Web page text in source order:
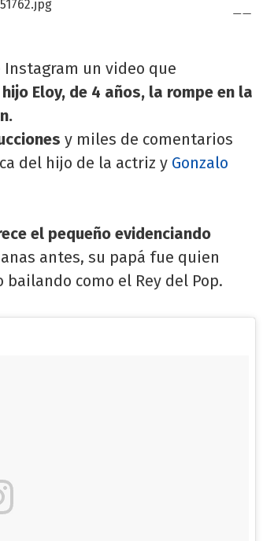
un video que
Eloy, de 4 años, la rompe en la
y miles de comentarios
del hijo de la actriz y Gonzalo
el pequeño evidenciando
antes, su papá fue quien
como el Rey del Pop.